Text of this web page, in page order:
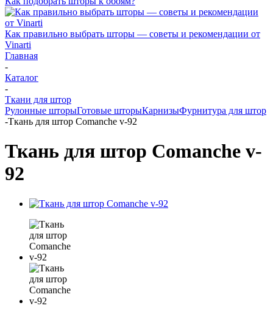
Как правильно выбрать шторы — советы и рекомендации от
Vinarti
Главная
-
Каталог
-
Ткани для штор
Рулонные шторыГотовые шторыКарнизыФурнитура для штор
-Ткань для штор Comanche v-92
Ткань для штор Comanche v-
92